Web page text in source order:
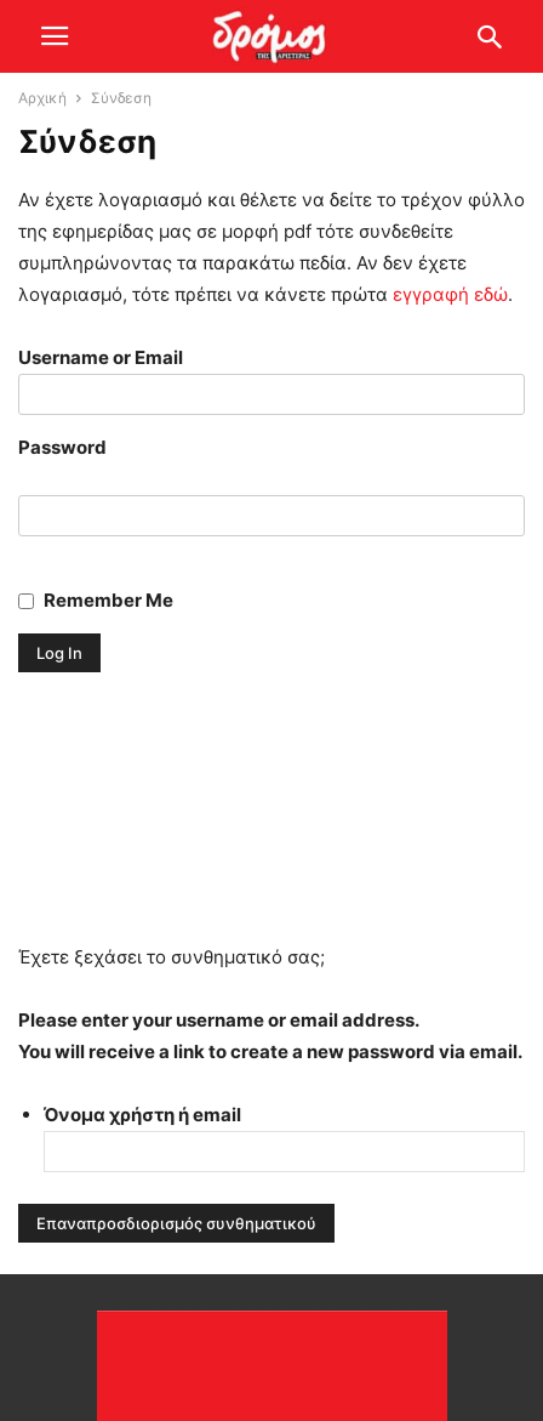
Αρχική Σύνδεση
Σύνδεση
Αν έχετε λογαριασμό και θέλετε να δείτε το τρέχον φύλλο
της εφημερίδας μας σε μορφή pdf τότε συνδεθείτε
συμπληρώνοντας τα παρακάτω πεδία. Αν δεν έχετε
λογαριασμό, τότε πρέπει να κάνετε πρώτα εγγραφή εδώ.
Username or Email
Password
Remember Me
Έχετε ξεχάσει το συνθηματικό σας;
Please enter your username or email address.
You will receive a link to create a new password via email.
Όνομα χρήστη ή email